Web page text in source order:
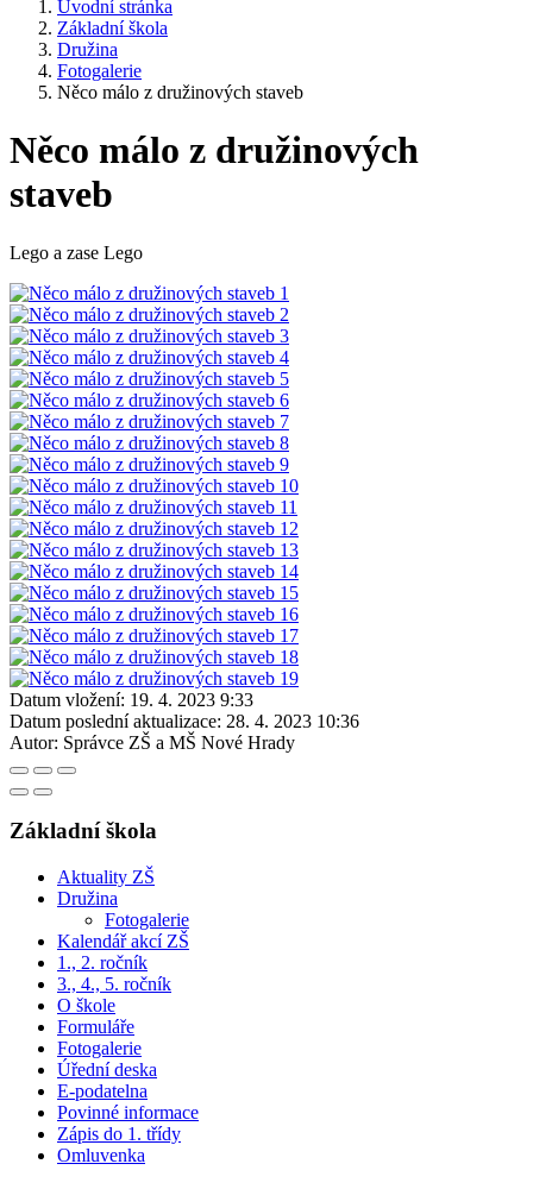
Úvodní stránka
Základní škola
Družina
Fotogalerie
Něco málo z družinových staveb
Něco málo z družinových
staveb
Lego a zase Lego
Datum vložení: 19. 4. 2023 9:33
Datum poslední aktualizace: 28. 4. 2023 10:36
Autor: Správce ZŠ a MŠ Nové Hrady
Základní škola
Aktuality ZŠ
Družina
Fotogalerie
Kalendář akcí ZŠ
1., 2. ročník
3., 4., 5. ročník
O škole
Formuláře
Fotogalerie
Úřední deska
E-podatelna
Povinné informace
Zápis do 1. třídy
Omluvenka